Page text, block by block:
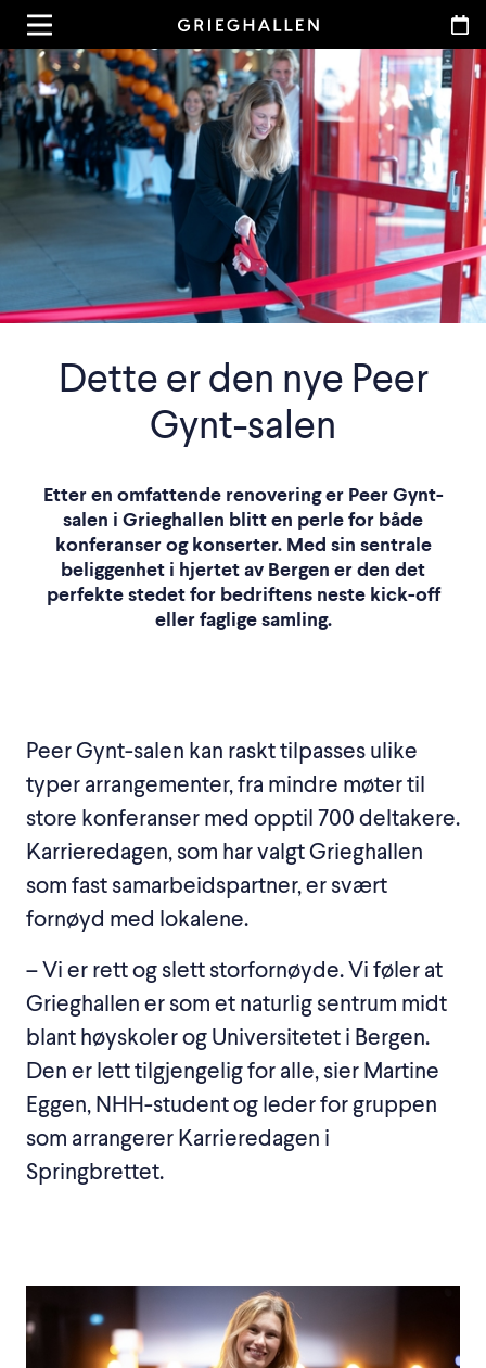
Dette er den nye Peer
Gynt-salen
Etter en omfattende renovering er Peer Gynt-
salen i Grieghallen blitt en perle for både
konferanser og konserter. Med sin sentrale
beliggenhet i hjertet av Bergen er den det
perfekte stedet for bedriftens neste kick-off
eller faglige samling.
Peer Gynt-salen kan raskt tilpasses ulike
typer arrangementer, fra mindre møter til
store konferanser med opptil 700 deltakere.
Karrieredagen, som har valgt Grieghallen
som fast samarbeidspartner, er svært
fornøyd med lokalene.
– Vi er rett og slett storfornøyde. Vi føler at
Grieghallen er som et naturlig sentrum midt
blant høyskoler og Universitetet i Bergen.
Den er lett tilgjengelig for alle, sier Martine
Eggen, NHH-student og leder for gruppen
som arrangerer Karrieredagen i
Springbrettet.